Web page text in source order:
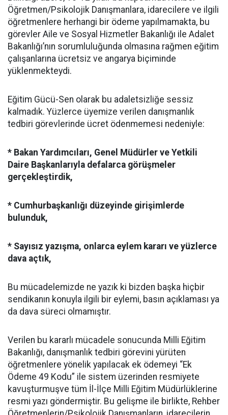
Öğretmen/Psikolojik Danışmanlara, idarecilere ve ilgili
öğretmenlere herhangi bir ödeme yapılmamakta, bu
görevler Aile ve Sosyal Hizmetler Bakanlığı ile Adalet
Bakanlığı’nın sorumluluğunda olmasına rağmen eğitim
çalışanlarına ücretsiz ve angarya biçiminde
yüklenmekteydi.
Eğitim Gücü-Sen olarak bu adaletsizliğe sessiz
kalmadık. Yüzlerce üyemize verilen danışmanlık
tedbiri görevlerinde ücret ödenmemesi nedeniyle:
* Bakan Yardımcıları, Genel Müdürler ve Yetkili
Daire Başkanlarıyla defalarca görüşmeler
gerçekleştirdik,
* Cumhurbaşkanlığı düzeyinde girişimlerde
bulunduk,
* Sayısız yazışma, onlarca eylem kararı ve yüzlerce
dava açtık,
Bu mücadelemizde ne yazık ki bizden başka hiçbir
sendikanın konuyla ilgili bir eylemi, basın açıklaması ya
da dava süreci olmamıştır.
Verilen bu kararlı mücadele sonucunda Milli Eğitim
Bakanlığı, danışmanlık tedbiri görevini yürüten
öğretmenlere yönelik yapılacak ek ödemeyi “Ek
Ödeme 49 Kodu” ile sistem üzerinden resmiyete
kavuşturmuşve tüm İl-İlçe Milli Eğitim Müdürlüklerine
resmi yazı göndermiştir. Bu gelişme ile birlikte, Rehber